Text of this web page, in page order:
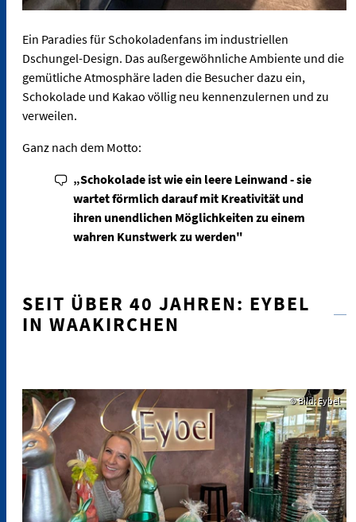
Ein Paradies für Schokoladenfans im industriellen
Dschungel-Design. Das außergewöhnliche Ambiente und die
gemütliche Atmosphäre laden die Besucher dazu ein,
Schokolade und Kakao völlig neu kennenzulernen und zu
verweilen.
Ganz nach dem Motto:
„Schokolade ist wie ein leere Leinwand - sie
wartet förmlich darauf mit Kreativität und
ihren unendlichen Möglichkeiten zu einem
wahren Kunstwerk zu werden"
SEIT ÜBER 40 JAHREN: EYBEL
IN WAAKIRCHEN
© Bild: Eybel